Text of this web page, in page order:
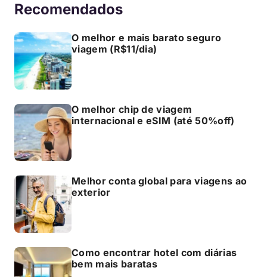
Recomendados
O melhor e mais barato seguro
viagem (R$11/dia)
O melhor chip de viagem
internacional e eSIM (até 50%off)
Melhor conta global para viagens ao
exterior
Como encontrar hotel com diárias
bem mais baratas